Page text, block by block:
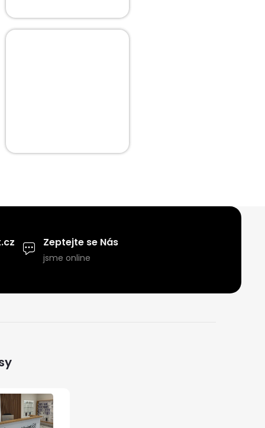
Zeptejte se Nás
jsme online